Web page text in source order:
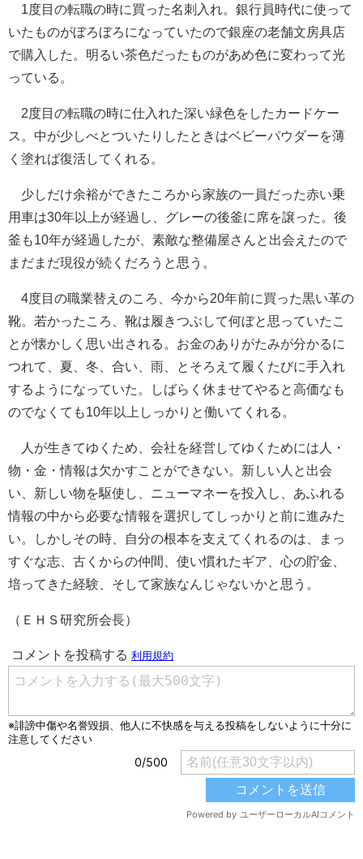
1度目の転職の時に買った名刺入れ。銀行員時代に使って
いたものがぼろぼろになっていたので銀座の老舗文房具店
で購入した。明るい茶色だったものがあめ色に変わって光
っている。
2度目の転職の時に仕入れた深い緑色をしたカードケー
ス。中が少しべとついたりしたときはベビーパウダーを薄
く塗れば復活してくれる。
少しだけ余裕ができたころから家族の一員だった赤い乗
用車は30年以上が経過し、グレーの後釜に席を譲った。後
釜も10年が経過したが、素敵な整備屋さんと出会えたので
まだまだ現役が続くだろうと思う。
4度目の職業替えのころ、今から20年前に買った黒い革の
靴。若かったころ、靴は履きつぶして何ぼと思っていたこ
とが懐かしく思い出される。お金のありがたみが分かるに
つれて、夏、冬、合い、雨、とそろえて履くたびに手入れ
するようになっていた。しばらく休ませてやると高価なも
のでなくても10年以上しっかりと働いてくれる。
人が生きてゆくため、会社を経営してゆくためには人・
物・金・情報は欠かすことができない。新しい人と出会
い、新しい物を駆使し、ニューマネーを投入し、あふれる
情報の中から必要な情報を選択してしっかりと前に進みた
い。しかしその時、自分の根本を支えてくれるのは、まっ
すぐな志、古くからの仲間、使い慣れたギア、心の貯金、
培ってきた経験、そして家族なんじゃないかと思う。
（ＥＨＳ研究所会長）